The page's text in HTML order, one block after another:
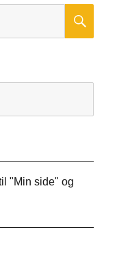
"Min side" og